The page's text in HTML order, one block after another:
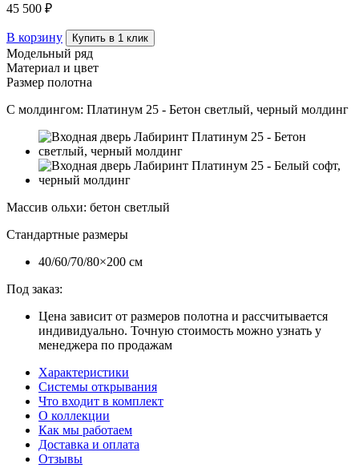
45 500 ₽
В корзину Купить в 1 клик
Модельный ряд
Материал и цвет
Размер полотна
С молдингом: Платинум 25 - Бетон светлый, черный молдинг
Массив ольхи: бетон светлый
Стандартные размеры
40/60/70/80×200 см
Под заказ:
Цена зависит от размеров полотна и рассчитывается
индивидуально. Точную стоимость можно узнать у
менеджера по продажам
Характеристики
Системы открывания
Что входит в комплект
О коллекции
Как мы работаем
Доставка и оплата
Отзывы